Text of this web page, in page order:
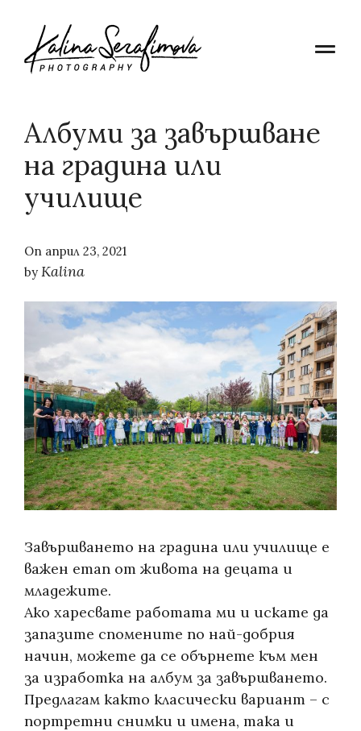
Албуми за завършване
на градина или
училище
On април 23, 2021
by Kalina
Завършването на градина или училище е
важен етап от живота на децата и
младежите.
Ако харесвате работата ми и искате да
запазите спомените по най-добрия
начин, можете да се обърнете към мен
за изработка на албум за завършването.
Предлагам както класически вариант – с
портретни снимки и имена, така и